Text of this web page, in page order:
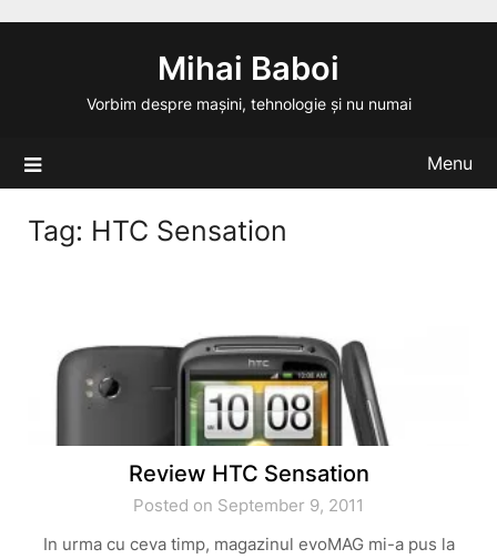
Mihai Baboi
Vorbim despre mașini, tehnologie și nu numai
Menu
Tag: HTC Sensation
Review HTC Sensation
Posted on September 9, 2011
In urma cu ceva timp, magazinul evoMAG mi-a pus la